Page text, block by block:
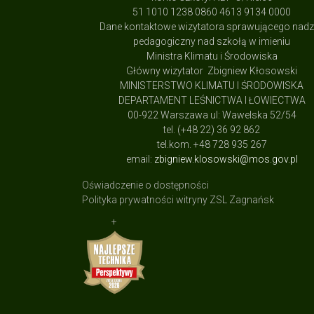
51 1010 1238 0860 4613 9134 0000
Dane kontaktowe wizytatora sprawującego
pedagogiczny nad szkołą w imieniu
Ministra Klimatu i Środowiska
Główny wizytator Zbigniew Kłosowski
MINISTERSTWO KLIMATU I ŚRODOWISKA
DEPARTAMENT LEŚNICTWA I ŁOWIECTWA
00-922 Warszawa ul: Wawelska 52/54
tel. (+48 22) 36 92 862
tel.kom. +48 728 935 267
email: zbigniew.klosowski@mos.gov.pl
Oświadczenie o dostępności
Polityka prywatności witryny ZSL Zagnańsk
+